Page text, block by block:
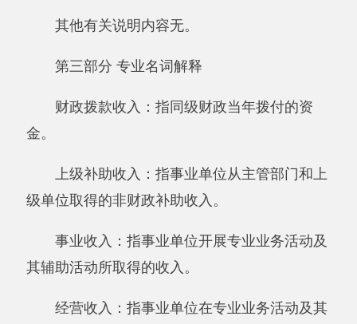
经营支出：指事业单位在专业业务活动及其
对附属单位补助支出：指事业单位发生的用
非财政预算资金对附属单位的补助支出。
“三公”经费：指用一般公共预算财政拨款安
排的因公出国（境）费、公务用车购置及运行费
位公务出国（境）的住宿费、旅费、伙食补助
费、杂费、培训费等支出；公务用车购置及运行
维修费、过路过桥费、保险费、安全奖励费用等